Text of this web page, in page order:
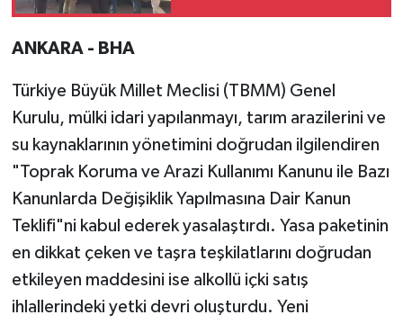
ANKARA - BHA
Türkiye Büyük Millet Meclisi (TBMM) Genel
Kurulu, mülki idari yapılanmayı, tarım arazilerini ve
su kaynaklarının yönetimini doğrudan ilgilendiren
"Toprak Koruma ve Arazi Kullanımı Kanunu ile Bazı
Kanunlarda Değişiklik Yapılmasına Dair Kanun
Teklifi"ni kabul ederek yasalaştırdı. Yasa paketinin
en dikkat çeken ve taşra teşkilatlarını doğrudan
etkileyen maddesini ise alkollü içki satış
ihlallerindeki yetki devri oluşturdu. Yeni